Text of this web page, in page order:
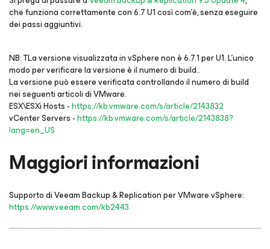
che funziona correttamente con 6.7 U1 così com’è, senza eseguire
dei passi aggiuntivi.
NB: TLa versione visualizzata in vSphere non è 6.7.1 per U1. L'unico
modo per verificare la versione è il numero di build..
La versione può essere verificata controllando il numero di build
nei seguenti articoli di VMware.
ESX\ESXi Hosts -https://kb.vmware.com/s/article/2143832
vCenter Servers -https://kb.vmware.com/s/article/2143838?
lang=en_US
Maggiori informazioni
Supporto di Veeam Backup & Replication per VMware vSphere:
https://www.veeam.com/kb2443